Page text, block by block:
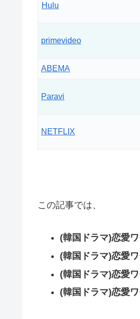
Hulu
primevideo
ABEMA
Paravi
NETFLIX
この記事では、
(韓国ドラマ)恋愛
(韓国ドラマ)恋愛
(韓国ドラマ)恋愛
(韓国ドラマ)恋愛